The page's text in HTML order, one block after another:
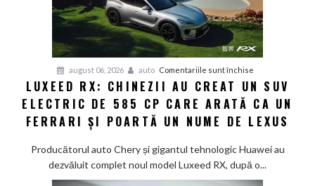
lansează
noua
generație
Smart
în
China
august 06, 2026 auto Comentariile sunt închise
Luxeed
RX:
Chinezii
creat
un
LUXEED RX: CHINEZII AU CREAT UN SUV
ELECTRIC DE 585 CP CARE ARATĂ CA UN
FERRARI ȘI POARTĂ UN NUME DE LEXUS
Producătorul auto Chery și gigantul tehnologic Huawei au
dezvăluit complet noul model Luxeed RX, după o...